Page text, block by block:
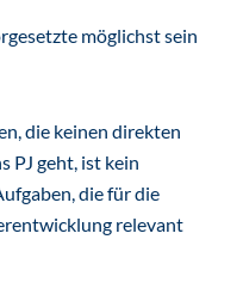
möglichst sein
die keinen direkten
PJ geht, ist kein
die für die
relevant